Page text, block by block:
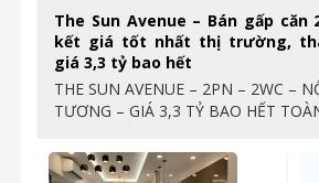
The Sun Avenue – Bán gấp căn
kết giá tốt nhất thị trường,
giá 3,3 tỷ bao hết
THE SUN AVENUE – 2PN – 2WC –
TƯƠNG – GIÁ 3,3 TỶ BAO HẾT